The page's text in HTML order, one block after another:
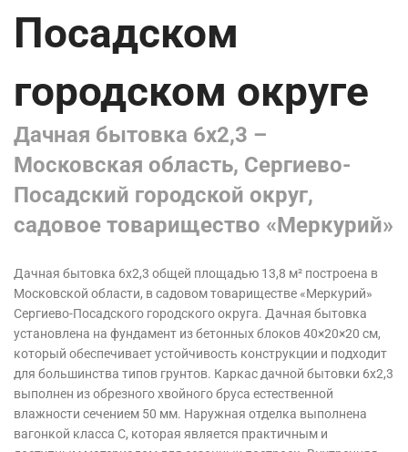
Посадском
городском округе
Дачная бытовка 6х2,3 –
Московская область, Сергиево-
Посадский городской округ,
садовое товарищество «Меркурий»
Дачная бытовка 6х2,3 общей площадью 13,8 м² построена в
Московской области, в садовом товариществе «Меркурий»
Сергиево-Посадского городского округа. Дачная бытовка
установлена на фундамент из бетонных блоков 40×20×20 см,
который обеспечивает устойчивость конструкции и подходит
для большинства типов грунтов. Каркас дачной бытовки 6х2,3
выполнен из обрезного хвойного бруса естественной
влажности сечением 50 мм. Наружная отделка выполнена
вагонкой класса С, которая является практичным и